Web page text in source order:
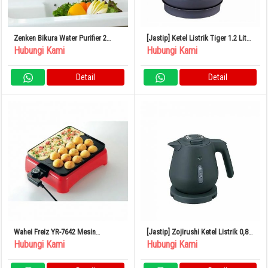
Zenken Bikura Water Purifier 2
MFH-V92 Pemurni Air Keran
Penghilang Fluorida Buatan
Jepang
Hubungi Kami
Detail
[Jastip] Ketel Listrik Tiger 1.2 Liter
Slate Blue PCL-A121AS
Hubungi Kami
Detail
Wahei Freiz YR-7642 Mesin
Takoyaki Elektrik Persegi Kios Yaki
Yaki Asli 22 Lubang
Hubungi Kami
[Jastip] Zojirushi Ketel Listrik 0,8L
Kompak 1 Cangkir
Hubungi Kami